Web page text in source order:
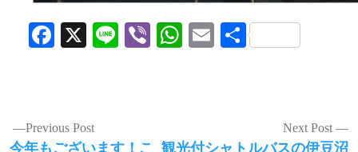
Facebook
X LineViberWhatsApp
Email
共
投Previous Post
Previous
今年もございます！こ
Next Post
Next
観光付シャトルバスの伊豆沼